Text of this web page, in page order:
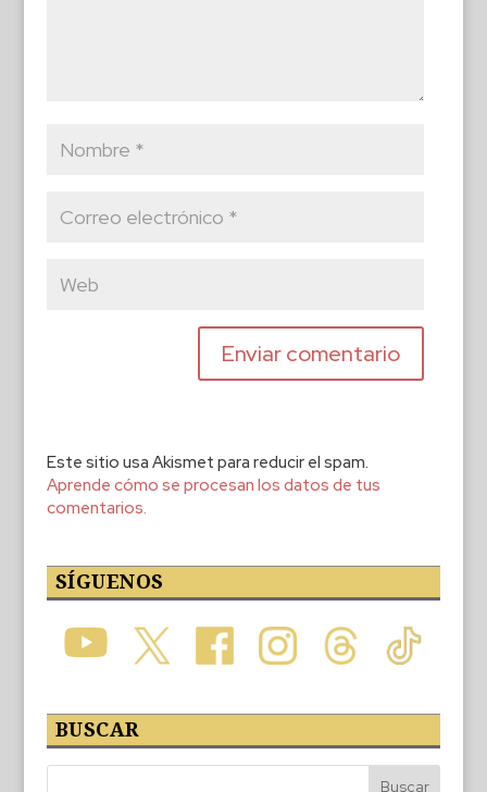
Este sitio usa Akismet para reducir el spam.
Aprende cómo se procesan los datos de tus
comentarios.
SÍGUENOS
BUSCAR